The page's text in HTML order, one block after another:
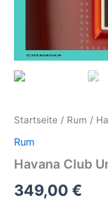
Startseite / Rum /
Rum
Havana Club
349,00 €